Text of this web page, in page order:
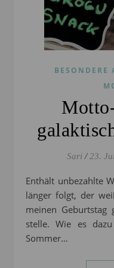
BESONDERE
Sari / 23.
Enthält unbezahlte Werbung* Wer mir schon etwas
länger folgt, der
meinen
stelle. Wie es
Sommer…